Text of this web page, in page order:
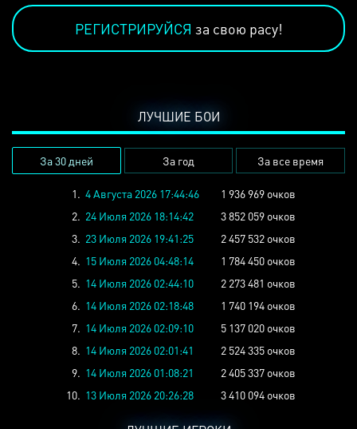
РЕГИСТРИРУЙСЯ за свою расу!
ЛУЧШИЕ БОИ
За 30 дней За год За все время
1. 4 Августа 2026 17:44:46
1 936 969 очков
2. 24 Июля 2026 18:14:42
3 852 059 очков
3. 23 Июля 2026 19:41:25
2 457 532 очков
4. 15 Июля 2026 04:48:14
1 784 450 очков
5. 14 Июля 2026 02:44:10
2 273 481 очков
6. 14 Июля 2026 02:18:48
1 740 194 очков
7. 14 Июля 2026 02:09:10
5 137 020 очков
8. 14 Июля 2026 02:01:41
2 524 335 очков
9. 14 Июля 2026 01:08:21
2 405 337 очков
10. 13 Июля 2026 20:26:28 3 410 094 очков